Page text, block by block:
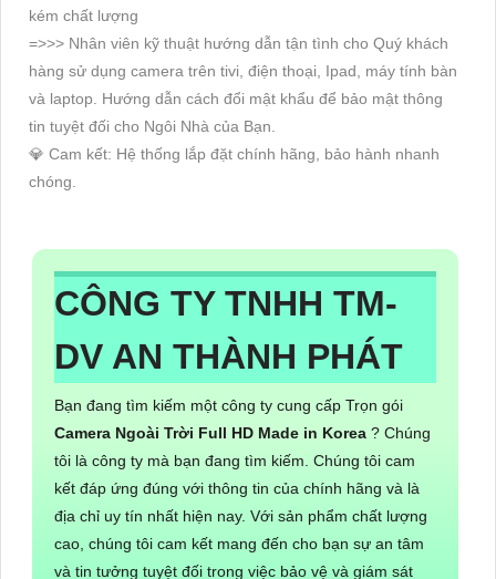
kém chất lượng
=>>> Nhân viên kỹ thuật hướng dẫn tận tình cho Quý khách
hàng sử dụng camera trên tivi, điện thoại, Ipad, máy tính bàn
và laptop. Hướng dẫn cách đổi mật khẩu để bảo mật thông
tin tuyệt đối cho Ngôi Nhà của Bạn.
💎 Cam kết: Hệ thống lắp đặt chính hãng, bảo hành nhanh
chóng.
CÔNG TY TNHH TM-
DV AN THÀNH PHÁT
Bạn đang tìm kiếm một công ty cung cấp Trọn gói
Camera Ngoài Trời Full HD Made in Korea ? Chúng
tôi là công ty mà bạn đang tìm kiếm. Chúng tôi cam
kết đáp ứng đúng với thông tin của chính hãng và là
địa chỉ uy tín nhất hiện nay. Với sản phẩm chất lượng
cao, chúng tôi cam kết mang đến cho bạn sự an tâm
và tin tưởng tuyệt đối trong việc bảo vệ và giám sát